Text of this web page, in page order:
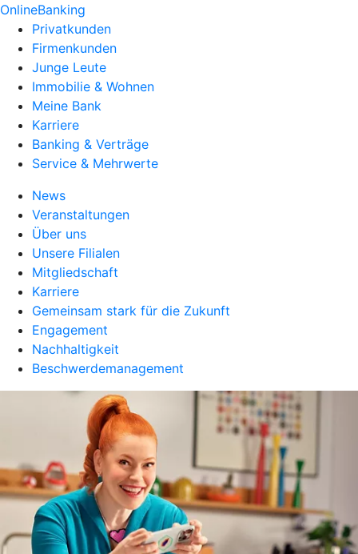
OnlineBanking
Privatkunden
Firmenkunden
Junge Leute
Immobilie & Wohnen
Meine Bank
Karriere
Banking & Verträge
Service & Mehrwerte
News
Veranstaltungen
Über uns
Unsere Filialen
Mitgliedschaft
Karriere
Gemeinsam stark für die Zukunft
Engagement
Nachhaltigkeit
Beschwerdemanagement